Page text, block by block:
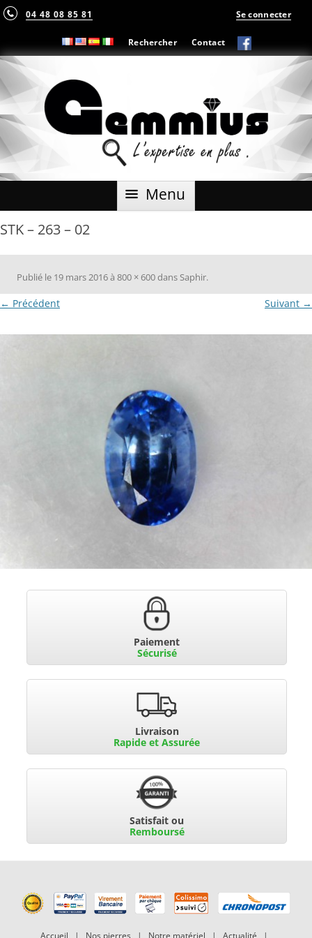
04 48 08 85 81
Rechercher Contact
Se connecter
Menu Aller
STK – 263 – 02
Publié le 19 mars 2016à800 × 600dans Saphir.
← Précédent Suivant →
Paiement
Sécurisé
Livraison
Rapide et Assurée
Satisfait ou
Remboursé